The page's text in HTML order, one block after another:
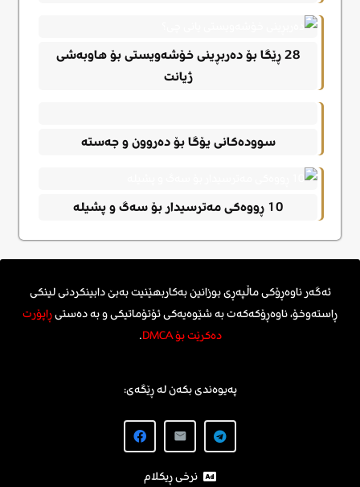
28 ڕێگا بۆ دەربڕینی خۆشەویستی بۆ هاوبەشی
ژیانت
سوودەکانی یۆگا بۆ دەروون و جەستە
10 ڕووەکی مەترسیدار بۆ سەگ و پشیلە
ئەگەر ناوەڕۆکی ماڵپەڕی بوزانین بەکاربهێنیت بەبێ دابینکردنی لینکی
ڕاستەوخۆ، ناوەڕۆکەکەت بە شێوەیەکی ئۆتۆماتیکی و بە دەستیڕاپۆرت
دەکرێت بۆ DMCA
.
پەیوەندی بکەن لە ڕێگەی:
نرخی ڕیکلام